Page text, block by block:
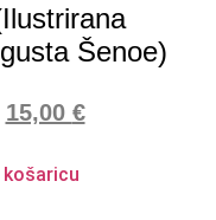
Šenoe)
15,00 €
košaricu